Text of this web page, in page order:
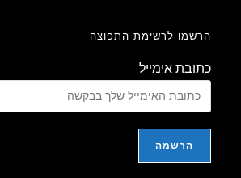
לרשימת התפוצה
אימייל